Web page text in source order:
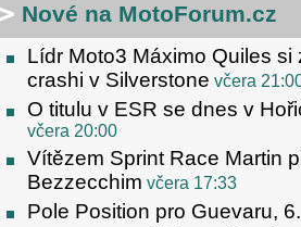
Nové na MotoForum.cz
Lídr Moto3 Máximo Quiles si
crashi v Silverstone včera
O titulu v ESR se dnes v
včera 20:00
Vítězem Sprint Race Martin
Bezzecchim včera 17:33
Pole Position pro Guevaru,